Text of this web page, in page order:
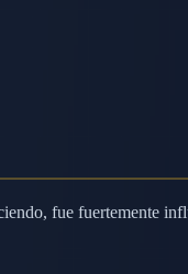
fue fuertemente